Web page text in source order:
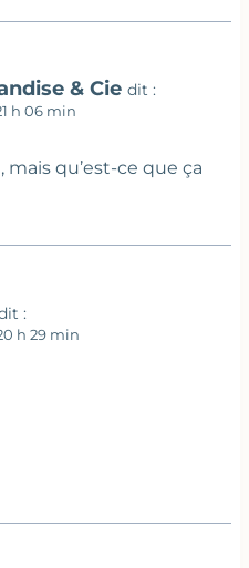
& Cie dit :
h 06 min
qu’est-ce que ça
:
h 29 min